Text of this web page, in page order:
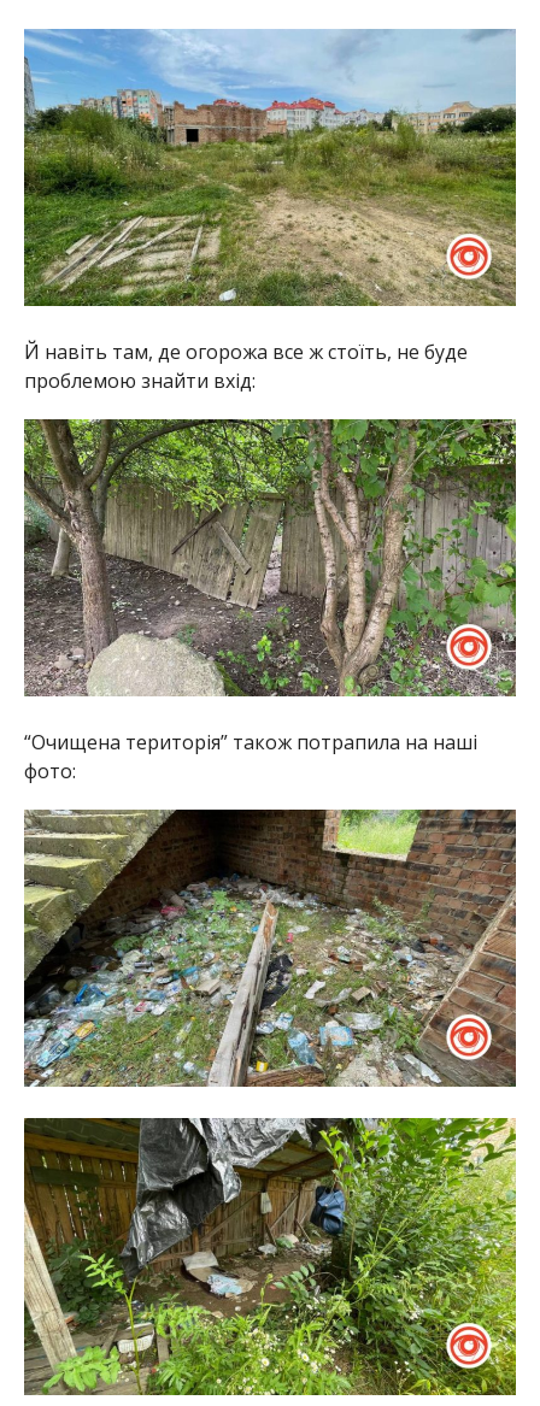
Й навіть там, де огорожа все ж стоїть, не буде
проблемою знайти вхід:
“Очищена територія” також потрапила на наші
фото: